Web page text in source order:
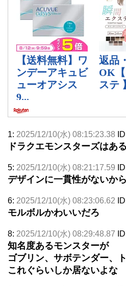
1: 2025/12/10(水) 08:15:23.38
ドラクエモンスターズはあ
5: 2025/12/10(水) 08:21:17.59
デザインに一貫性がないか
6: 2025/12/10(水) 08:23:06.62
モルボルかわいいだろ
8: 2025/12/10(水) 08:29:48.87
知名度あるモンスターが
ゴブリン、サボテンダー、
これぐらいしか居ないよな